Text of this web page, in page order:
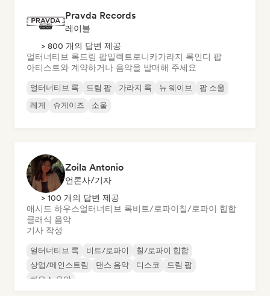
Pravda Records
레이블
> 800 개의 답변 제공
얼터너티브 록드림 팝일렉트로니카가라지 록인디 팝
아티스트와 계약하거나 음악을 발매해 주세요
얼터너티브 록 드림 팝 가라지 록 뉴 웨이브
팝 소울
레게
슈게이즈 소울
Zoila Antonio
언론사/기자
> 100 개의 답변 제공
애시드 하우스얼터너티브 록비트/로파이칠/로파이 힙합
클래식 음악
기사 작성
얼터너티브 록 비트/로파이
칠/로파이 힙합
상업/메인스트림
댄스 음악 디스코
드림 팝
하우스 음악